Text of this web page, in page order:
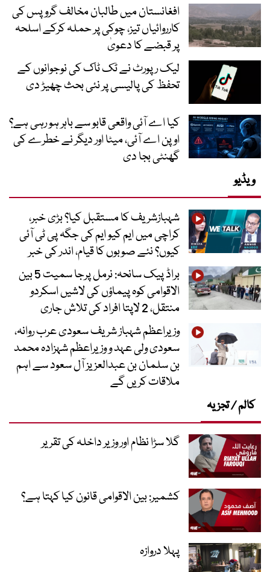
افغانستان میں طالبان مخالف گروپس کی
کارروائیاں تیز، چوکی پر حملہ کرکے اسلحہ
پر قبضے کا دعویٰ
لیک رپورٹ نے ٹک ٹاک کی نوجوانوں کے
تحفظ کی پالیسی پر نئی بحث چھیڑ دی
کیا اے آئی واقعی قابو سے باہر ہو رہی ہے؟
اوپن اے آئی، میٹا اور دیگر نے خطرے کی
گھنٹی بجا دی
ویڈیو
شہبازشریف کا مستقبل کیا؟ بڑی خبر،
کراچی میں ایم کیو ایم کی جگہ پی ٹی آئی
کیوں؟ نئے صوبوں کا قیام، اندر کی خبر
براڈ پیک سانحہ: نرمل پرجا سمیت 5 بین
الاقوامی کوہ پیماؤں کی لاشیں اسکردو
منتقل، 2 لاپتا افراد کی تلاش جاری
وزیراعظم شہباز شریف سعودی عرب روانہ،
سعودی ولی عہد و وزیراعظم شہزادہ محمد
بن سلمان بن عبدالعزیز آل سعود سے اہم
ملاقات کریں گے
کالم / تجزیہ
گلا سڑا نظام اور وزیر داخلہ کی تقریر
کشمیر: بین الاقوامی قانون کیا کہتا ہے؟
پہلا دروازہ